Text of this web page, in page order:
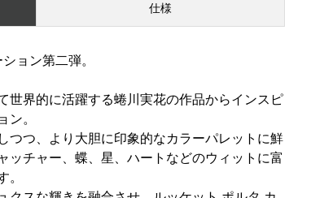
仕様
ョン第二弾。
世界的に活躍する蜷川実花の作品からインスピ
。
つつ、より大胆に印象的なカラーパレットに鮮
ッチャー、蝶、星、ハートなどのウィットに富